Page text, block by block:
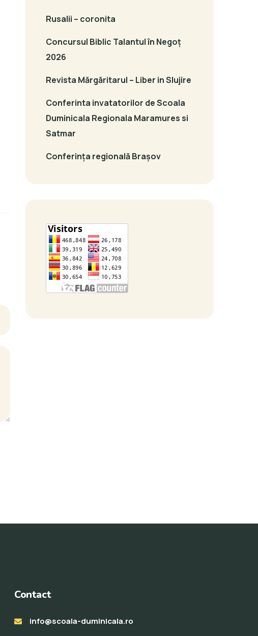
Rusalii – coronita
Concursul Biblic Talantul în Negoț
2026
Revista Mărgăritarul – Liber in Slujire
Conferinta invatatorilor de Scoala
Duminicala Regionala Maramures si
Satmar
Conferința regională Brașov
Contact
info@scoala-duminicala.ro